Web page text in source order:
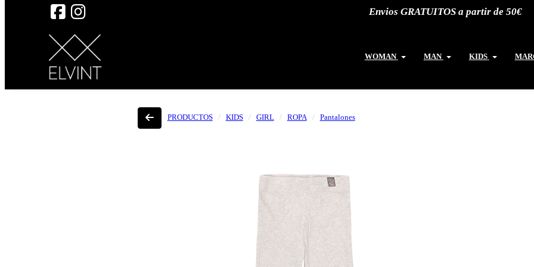
Envios GRATUITOS a partir de 50€
WOMAN MAN KIDS
PRODUCTOS KIDS GIRL ROPA Pantalones